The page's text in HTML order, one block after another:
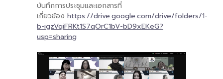
บันทึกการประชุมและเอกสารที่
เกี่ยวข้อง https://drive.google.com/drive/folders/1-
b-igzVqiFRKt1S7qOrC1bV-bD9xEKeG?
usp=sharing